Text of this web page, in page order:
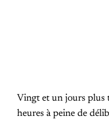
Vingt et un jours plus
heures à peine de